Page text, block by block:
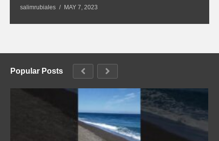
salimrubiales MAY 7, 2023
Popular Posts